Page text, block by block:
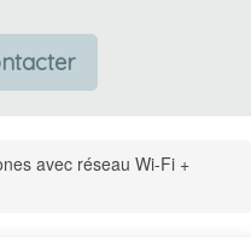
avec réseau Wi-Fi +